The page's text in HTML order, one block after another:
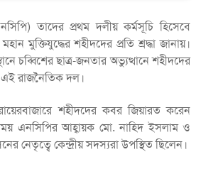
তাদের প্রথম দলীয় কর্মসূচি হিসেবে
মুক্তিযুদ্ধের শহীদদের প্রতি শ্রদ্ধা জানায়।
চব্বিশের ছাত্র-জনতার অভ্যুত্থানে শহীদদের
এই রাজনৈতিক দল।
শহীদদের কবর জিয়ারত করেন
এনসিপির আহ্বায়ক মো. নাহিদ ইসলাম ও
নেতৃত্বে কেন্দ্রীয় সদস্যরা উপস্থিত ছিলেন।